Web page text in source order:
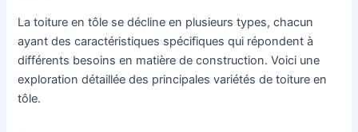
La toiture en tôle se décline en plusieurs types, chacun
ayant des caractéristiques spécifiques qui répondent à
différents besoins en matière de construction. Voici une
exploration détaillée des principales variétés de toiture en
tôle.